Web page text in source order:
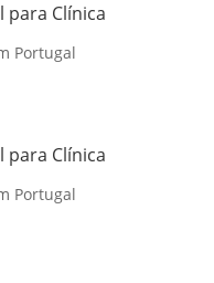
para Clínica
Portugal
para Clínica
Portugal